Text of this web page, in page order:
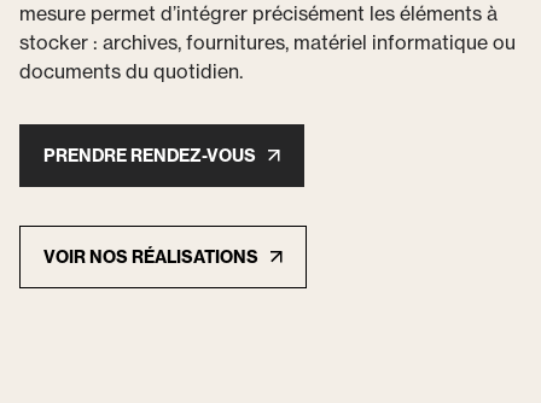
mesure permet d’intégrer précisément les éléments à
stocker : archives, fournitures, matériel informatique ou
documents du quotidien.
PRENDRE RENDEZ-VOUS
VOIR NOS RÉALISATIONS